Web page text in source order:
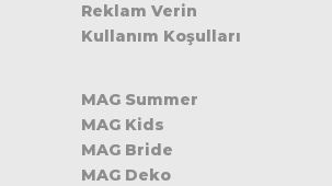
Reklam Verin
Kullanım Koşulları
MAG Summer
MAG Kids
MAG Bride
MAG Deko